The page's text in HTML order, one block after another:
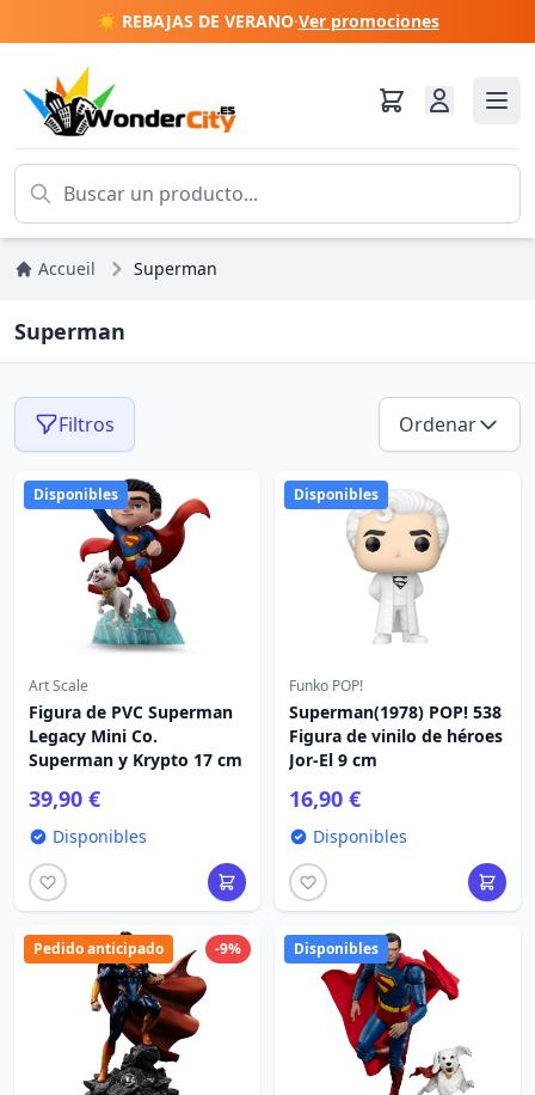
☀️ REBAJAS DE VERANO·Ver promociones
Accueil Superman
Superman
Filtros Ordenar
Disponibles
Art Scale
Figura de PVC Superman
Legacy Mini Co.
Superman y Krypto 17 cm
39,90 €
Disponibles
Disponibles
Funko POP!
Superman(1978) POP! 538
Figura de vinilo de héroes
Jor-El 9 cm
16,90 €
Disponibles
-9%
Pedido anticipado Disponibles